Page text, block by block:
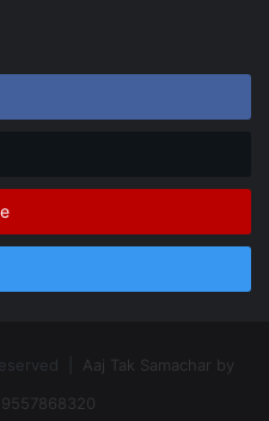
| Aaj Tak Samachar by